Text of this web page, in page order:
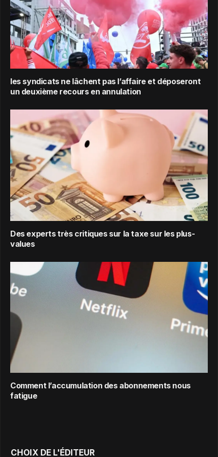
les syndicats ne lâchent pas l’affaire et déposeront
un deuxième recours en annulation
Des experts très critiques sur la taxe sur les plus-
values
Comment l’accumulation des abonnements nous
fatigue
CHOIX DE L'ÉDITEUR